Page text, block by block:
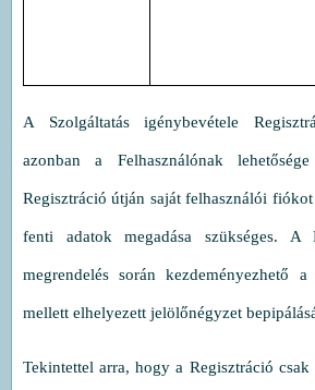
A Szolgáltatás igénybevétele
azonban a Felhasználónak
Regisztráció útján saját felhasználói
fenti adatok megadása szükséges. A
megrendelés során kezdeményezhető
mellett elhelyezett jelölőnégyzet
Tekintettel arra, hogy a Regisztráció